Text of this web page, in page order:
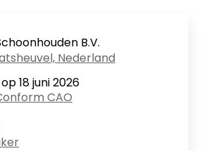
B.V.
Nederland
18 juni 2026
CAO